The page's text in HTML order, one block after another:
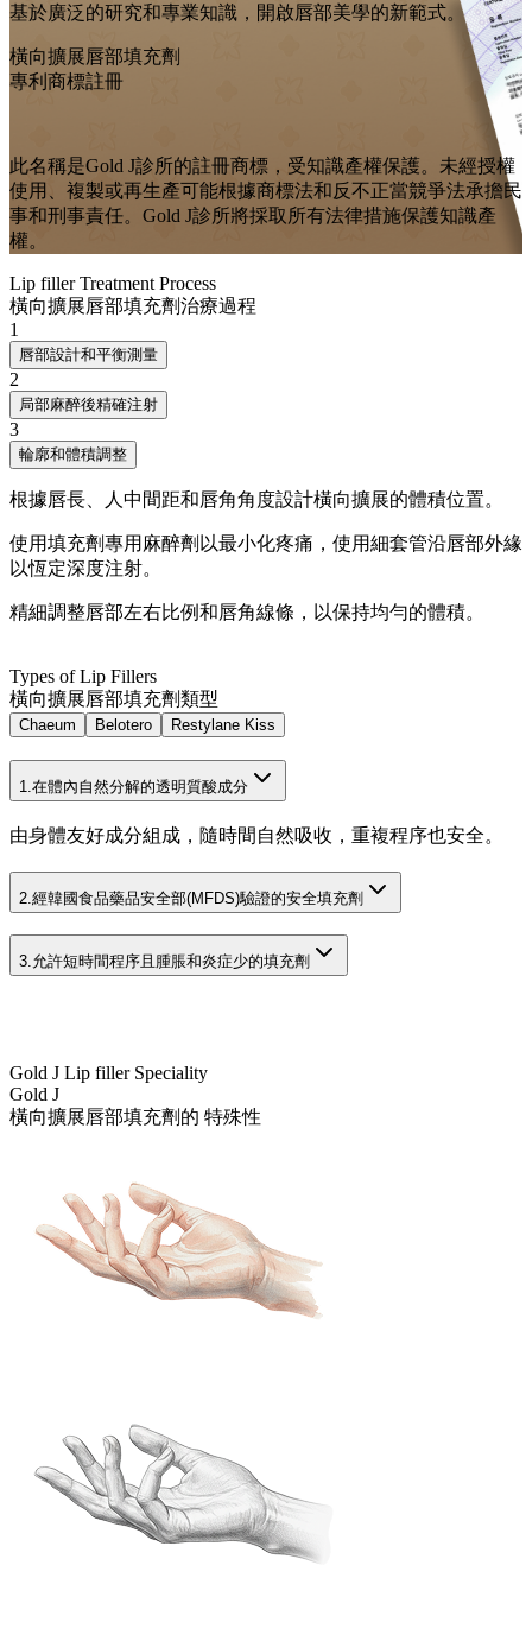
基於廣泛的研究和專業知識，開啟唇部美學的新範式。
橫向擴展唇部填充劑
專利商標註冊
此名稱是Gold J診所的註冊商標，受知識產權保護。未經授權
使用、複製或再生產可能根據商標法和反不正當競爭法承擔民
事和刑事責任。Gold J診所將採取所有法律措施保護知識產
權。
Lip filler Treatment Process
橫向擴展唇部填充劑治療過程
1
唇部設計和平衡測量
2
局部麻醉後精確注射
3
輪廓和體積調整
根據唇長、人中間距和唇角角度設計橫向擴展的體積位置。
使用填充劑專用麻醉劑以最小化疼痛，使用細套管沿唇部外緣
以恆定深度注射。
精細調整唇部左右比例和唇角線條，以保持均勻的體積。
Types of Lip Fillers
橫向擴展唇部填充劑類型
Chaeum Belotero Restylane Kiss
1.在體內自然分解的透明質酸成分
由身體友好成分組成，隨時間自然吸收，重複程序也安全。
2. 經韓國食品藥品安全部(MFDS)驗證的安全填充劑
3.允許短時間程序且腫脹和炎症少的填充劑
Gold J Lip filler Speciality
Gold J
橫向擴展唇部填充劑的 特殊性